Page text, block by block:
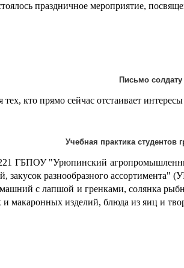
праздничное мероприятие,
Письмо солдату
кто прямо сейчас отстаивает
Учебная практика студентов
ГБПОУ "Урюпинский
закусок разнообразного ассортимента"
с лапшой и гренками, солянка
макаронных изделий, блюда из яиц и